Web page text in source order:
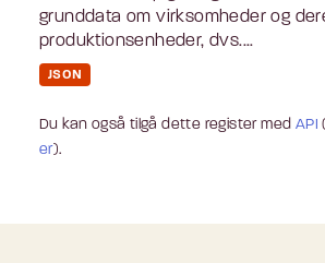
grunddata om virksomheder og
produktionsenheder, dvs....
JSON
Du kan også tilgå dette register med API
er).